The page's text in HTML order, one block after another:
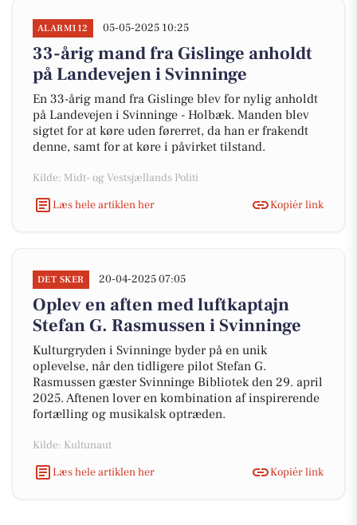
ALARM112 05-05-2025 10:25
33-årig mand fra Gislinge anholdt
på Landevejen i Svinninge
En 33-årig mand fra Gislinge blev for nylig anholdt
på Landevejen i Svinninge - Holbæk. Manden blev
sigtet for at køre uden førerret, da han er frakendt
denne, samt for at køre i påvirket tilstand.
Kilde: Midt- og Vestsjællands Politi
Læs hele artiklen her
Kopiér link
DET SKER 20-04-2025 07:05
Oplev en aften med luftkaptajn
Stefan G. Rasmussen i Svinninge
Kulturgryden i Svinninge byder på en unik
oplevelse, når den tidligere pilot Stefan G.
Rasmussen gæster Svinninge Bibliotek den 29. april
2025. Aftenen lover en kombination af inspirerende
fortælling og musikalsk optræden.
Kilde: Kultunaut
Læs hele artiklen her
Kopiér link